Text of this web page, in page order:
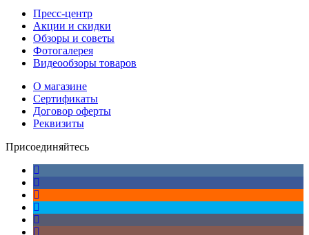
Пресс-центр
Акции и скидки
Обзоры и советы
Фотогалерея
Видеообзоры товаров
О магазине
Сертификаты
Договор оферты
Реквизиты
Присоединяйтесь